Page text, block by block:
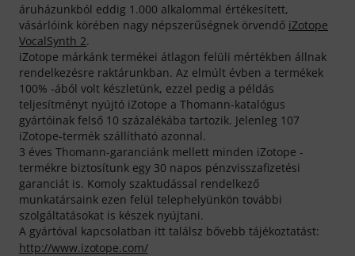
áruházunkból eddig 1.000 alkalommal értékesített,
vásárlóink körében nagy népszerűségnek örvendő iZotope
VocalSynth 2.
iZotope márkánk termékei átlagon felüli mértékben állnak
rendelkezésre raktárunkban. Az elmúlt évben a termékek
100% -ából volt készletünk, ezzel pedig a példás
teljesítményt nyújtó iZotope a Thomann-katalógus
gyártóinak felső 10 százalékába tartozik. Jelenleg 107
iZotope-termék szállítható azonnal.
3 éves Thomann-garanciánk mellett minden iZotope -
termékre biztosítunk egy 30 napos pénzvisszafizetési
garanciát is. Komoly szaktudással rendelkező
munkatársaink ezen felül telephelyünkön további
szolgáltatásokat is készek nyújtani.
A gyártóval kapcsolatban itt találsz bővebb tájékoztatást:
http://www.izotope.com/